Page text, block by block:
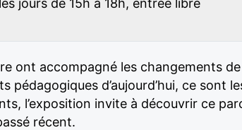
jours de 15h à 18h, entrée libre
ont accompagné les changements
d’aujourd’hui, ce sont
l’exposition invite à découvrir ce
récent.